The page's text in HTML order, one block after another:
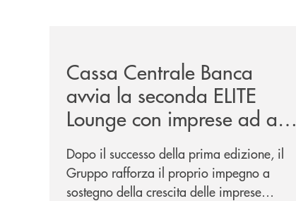
Cassa Centrale Banca
avvia la seconda ELITE
Lounge con imprese ad alto
potenziale
Dopo il successo della prima edizione, il
Gruppo rafforza il proprio impegno a
sostegno della crescita delle imprese